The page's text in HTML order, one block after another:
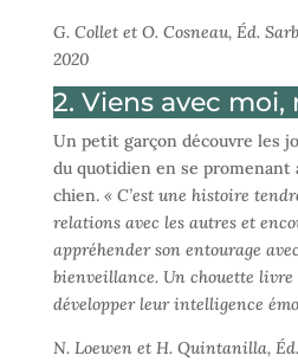
G. Collet et O. Cosneau, Éd.
2020
2. Viens avec moi,
Un petit garçon découvre les
du quotidien en se promenant
chien. « C’est une histoire
relations avec les autres et
appréhender son entourage
bienveillance. Un chouette
développer leur intelligence
N. Loewen et H. Quintanilla,